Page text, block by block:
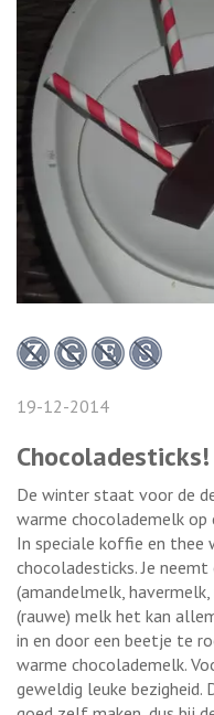
19-12-2014
Chocoladesticks!
De winter staat voor de
warme chocolademelk op
In speciale koffie en thee
chocoladesticks. Je
(amandelmelk,
(rauwe) melk het kan
in en door een beetje te
warme chocolademelk.
geweldig leuke bezigheid.